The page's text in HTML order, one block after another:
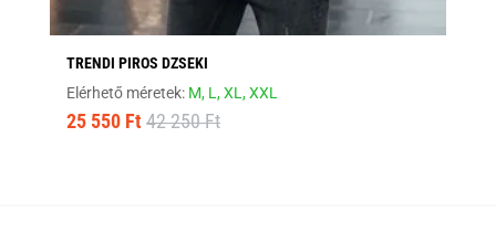
TRENDI PIROS DZSEKI
Elérhető méretek: M, L,XL,XXL
25 550 Ft 42 250 Ft